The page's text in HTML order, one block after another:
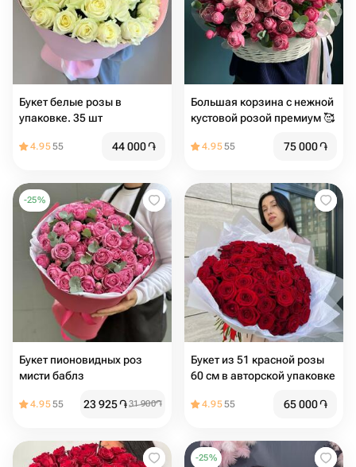
Букет белые розы в
упаковке. 35 шт
4.9555 44 000֏
Большая корзина с нежной
кустовой розой премиум 🥰
4.9555 75 000֏
-25%
Букет пионовидных роз
мисти баблз
4.9555 23 925֏31 900֏
Букет из 51 красной розы
60 см в авторской упаковке
4.9555 65 000֏
-25%